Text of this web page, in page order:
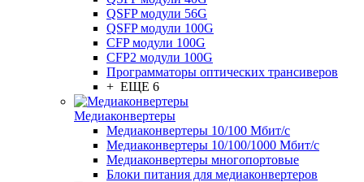
QSFP модули 56G
QSFP модули 100G
CFP модули 100G
CFP2 модули 100G
Программаторы оптических трансиверов
+ ЕЩЕ 6
Медиаконвертеры
Медиаконвертеры 10/100 Мбит/с
Медиаконвертеры 10/100/1000 Мбит/c
Медиаконвертеры многопортовые
Блоки питания для медиаконвертеров